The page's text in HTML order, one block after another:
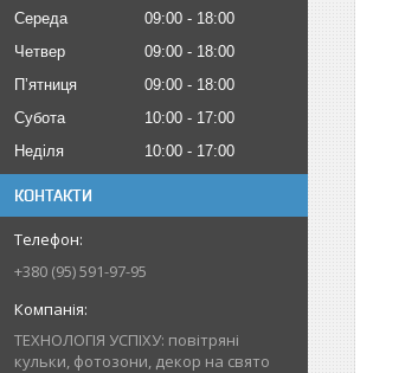
Середа
09:00
18:00
Четвер
09:00
18:00
Пʼятниця
09:00
18:00
Субота
10:00
17:00
Неділя
10:00 17:00
КОНТАКТИ
+380 (95) 591-97-95
ТЕХНОЛОГІЯ УСПІХУ: повітряні
кульки, фотозони, декор на свято